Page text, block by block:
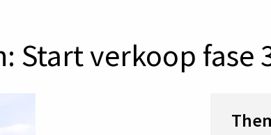
Start verkoop fase